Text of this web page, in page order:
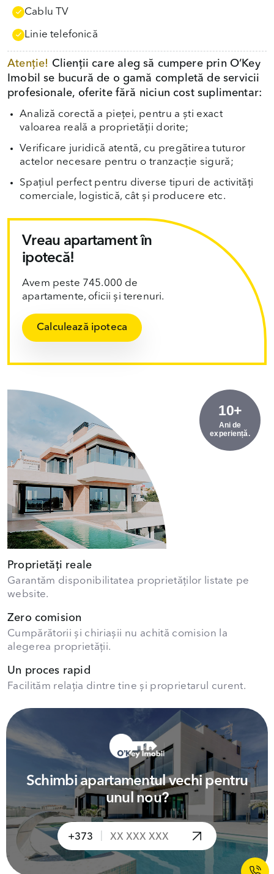
Cablu TV
Linie telefonică
Atenție! Clienții care aleg să cumpere prin O’Key
Imobil se bucură de o gamă completă de servicii
profesionale, oferite fără niciun cost suplimentar:
Analiză corectă a pieței, pentru a ști exact
valoarea reală a proprietății dorite;
Verificare juridică atentă, cu pregătirea tuturor
actelor necesare pentru o tranzacție sigură;
Spațiul perfect pentru diverse tipuri de activități
comerciale, logistică, cât și producere etc.
Vreau apartament în
ipotecă!
Avem peste 745.000 de
apartamente, oficii și terenuri.
Calculează ipoteca
10+
Ani de
experiență.
Proprietăți reale
Garantăm disponibilitatea proprietăților listate pe
website.
Zero comision
Cumpărătorii și chiriașii nu achită comision la
alegerea proprietății.
Un proces rapid
Facilităm relația dintre tine și proprietarul curent.
Schimbi apartamentul vechi pentru
unul nou?
+373